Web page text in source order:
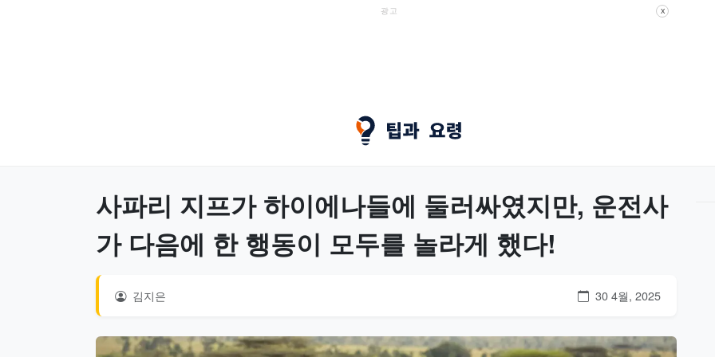
광고 X
사파리 지프가 하이에나들에 둘러싸였지만, 운전사
가 다음에 한 행동이 모두를 놀라게 했다!
김지은 30 4월, 2025